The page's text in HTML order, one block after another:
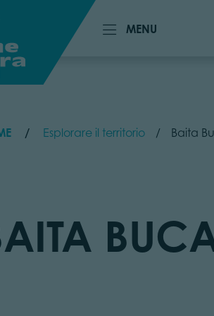
MENU
MENU
Esplorare il territorio Baita